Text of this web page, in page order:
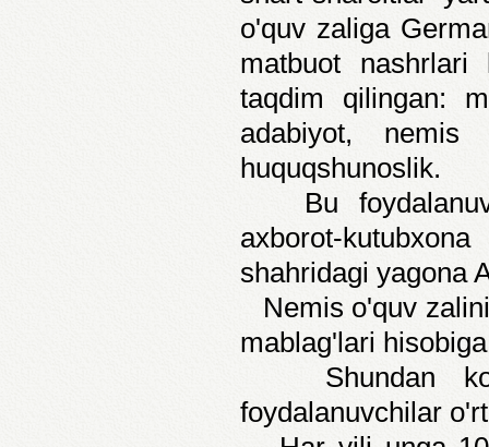
o'quv zaliga
matbuot nashrlari
taqdim qilingan:
adabiyot,
huquqshunoslik.
Bu
axborot-
shahridagi yagona
Nemis o'quv
mablag'lari
Shundan
foydalanuvchilar